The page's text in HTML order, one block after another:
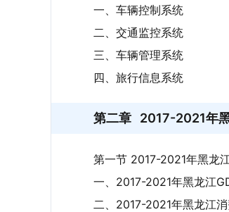
一、车辆控制系统
二、交通监控系统
三、车辆管理系统
四、旅行信息系统
第二章 2017-2021年
第一节 2017-2021年黑龙
一、2017-2021年黑龙江
二、2017-2021年黑龙江